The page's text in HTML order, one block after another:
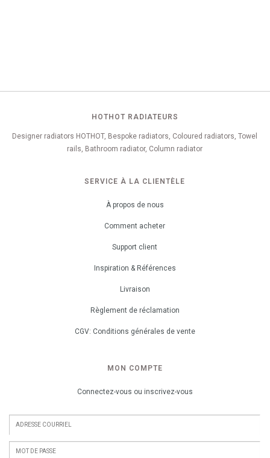
HOTHOT RADIATEURS
Designer radiators HOTHOT, Bespoke radiators, Coloured radiators, Towel
rails, Bathroom radiator, Column radiator
SERVICE À LA CLIENTÈLE
À propos de nous
Comment acheter
Support client
Inspiration & Références
Livraison
Règlement de réclamation
CGV: Conditions générales de vente
MON COMPTE
Connectez-vous ou inscrivez-vous